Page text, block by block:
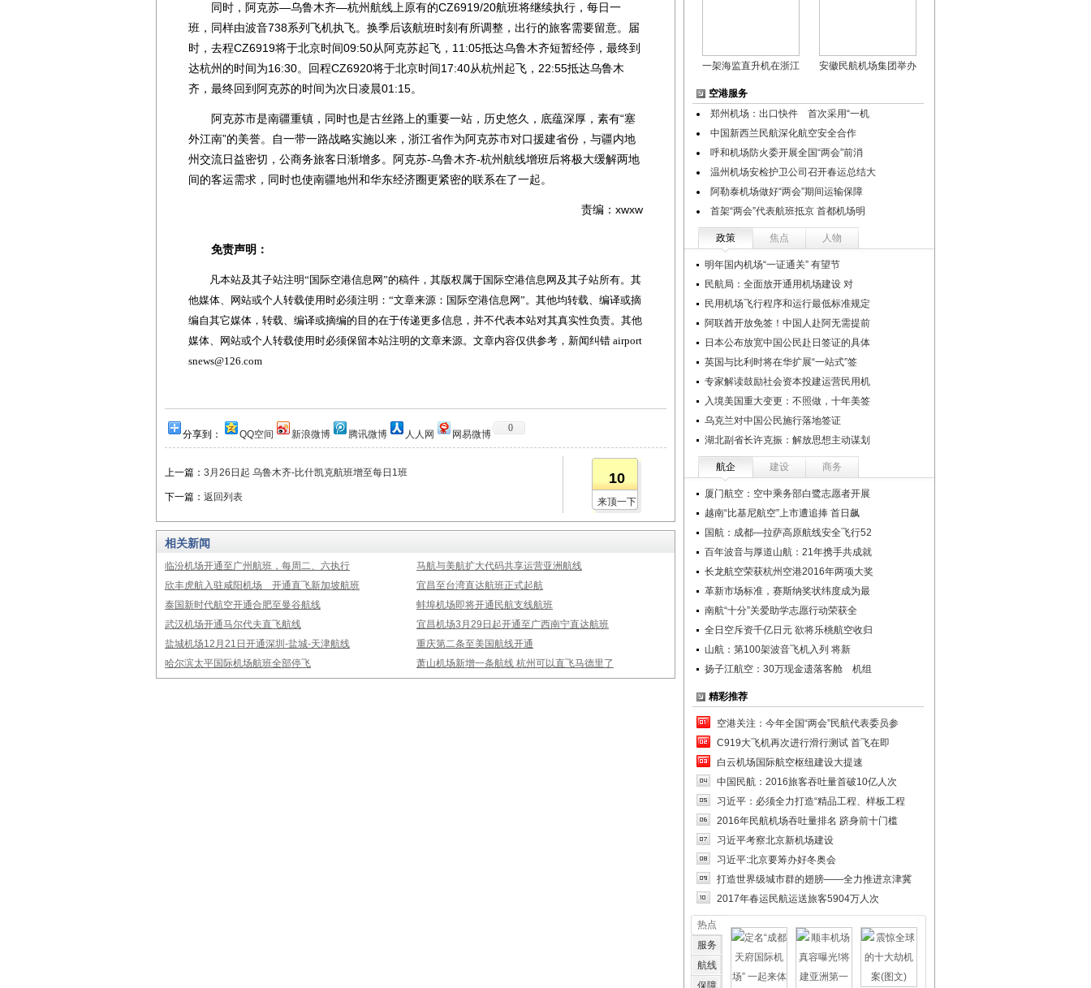
同时，阿克苏—乌鲁木齐—杭州航线上原有的CZ6919/20航班将继续执行，每日一
班，同样由波音738系列飞机执飞。换季后该航班时刻有所调整，出行的旅客需要留意。届
时，去程CZ6919将于北京时间09:50从阿克苏起飞，11:05抵达乌鲁木齐短暂经停，最终到
达杭州的时间为16:30。回程CZ6920将于北京时间17:40从杭州起飞，22:55抵达乌鲁木
齐，最终回到阿克苏的时间为次日凌晨01:15。
阿克苏市是南疆重镇，同时也是古丝路上的重要一站，历史悠久，底蕴深厚，素有“塞
外江南”的美誉。自一带一路战略实施以来，浙江省作为阿克苏市对口援建省份，与疆内地
州交流日益密切，公商务旅客日渐增多。阿克苏-乌鲁木齐-杭州航线增班后将极大缓解两地
间的客运需求，同时也使南疆地州和华东经济圈更紧密的联系在了一起。
责编：xwxw
免责声明：
凡本站及其子站注明“国际空港信息网”的稿件，其版权属于国际空港信息网及其子站所有。其
他媒体、网站或个人转载使用时必须注明：“文章来源：国际空港信息网”。其他均转载、编译或摘
编自其它媒体，转载、编译或摘编的目的在于传递更多信息，并不代表本站对其真实性负责。其他
媒体、网站或个人转载使用时必须保留本站注明的文章来源。文章内容仅供参考，新闻纠错 airport
snews@126.com
分享到： QQ空间 新浪微博 腾讯微博 人人网 网易微博
0
上一篇： 3月26日起 乌鲁木齐-比什凯克航班增至每日1班
下一篇： 返回列表
10
来顶一下
相关新闻
临汾机场开通至广州航班，每周二、六执行
马航与美航扩大代码共享运营亚洲航线
欣丰虎航入驻咸阳机场 开通直飞新加坡航班
宜昌至台湾直达航班正式起航
泰国新时代航空开通合肥至曼谷航线
蚌埠机场即将开通民航支线航班
武汉机场开通马尔代夫直飞航线
宜昌机场3月29日起开通至广西南宁直达航班
盐城机场12月21日开通深圳-盐城-天津航线
重庆第二条至美国航线开通
哈尔滨太平国际机场航班全部停飞
萧山机场新增一条航线 杭州可以直飞马德里了
一架海监直升机在浙江 安徽民航机场集团举办
空港服务
郑州机场：出口快件 首次采用“一机
中国新西兰民航深化航空安全合作
呼和机场防火委开展全国“两会”前消
温州机场安检护卫公司召开春运总结大
阿勒泰机场做好“两会”期间运输保障
首架“两会”代表航班抵京 首都机场明
政策 焦点 人物
明年国内机场“一证通关” 有望节
民航局：全面放开通用机场建设 对
民用机场飞行程序和运行最低标准规定
阿联酋开放免签！中国人赴阿无需提前
日本公布放宽中国公民赴日签证的具体
英国与比利时将在华扩展“一站式”签
专家解读鼓励社会资本投建运营民用机
入境美国重大变更：不照做，十年美签
乌克兰对中国公民施行落地签证
湖北副省长许克振：解放思想主动谋划
航企 建设 商务
厦门航空：空中乘务部白鹭志愿者开展
越南“比基尼航空”上市遭追捧 首日飙
国航：成都—拉萨高原航线安全飞行52
百年波音与厚道山航：21年携手共成就
长龙航空荣获杭州空港2016年两项大奖
革新市场标准，赛斯纳奖状纬度成为最
南航“十分”关爱助学志愿行动荣获全
全日空斥资千亿日元 欲将乐桃航空收归
山航：第100架波音飞机入列 将新
扬子江航空：30万现金遗落客舱 机组
精彩推荐
空港关注：今年全国“两会”民航代表委员参
C919大飞机再次进行滑行测试 首飞在即
白云机场国际航空枢纽建设大提速
中国民航：2016旅客吞吐量首破10亿人次
习近平：必须全力打造“精品工程、样板工程
2016年民航机场吞吐量排名 跻身前十门槛
习近平考察北京新机场建设
习近平:北京要筹办好冬奥会
打造世界级城市群的翅膀——全力推进京津冀
2017年春运民航运送旅客5904万人次
热点
服务
航线
保障